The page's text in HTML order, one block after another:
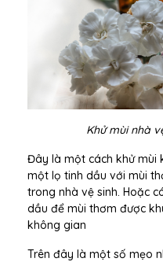
Khử mùi nhà
Đây là một cách khử mùi
một lọ tinh dầu với mùi
trong nhà vệ sinh. Hoặc
dầu để mùi thơm được
không gian
Trên đây là một số mẹo